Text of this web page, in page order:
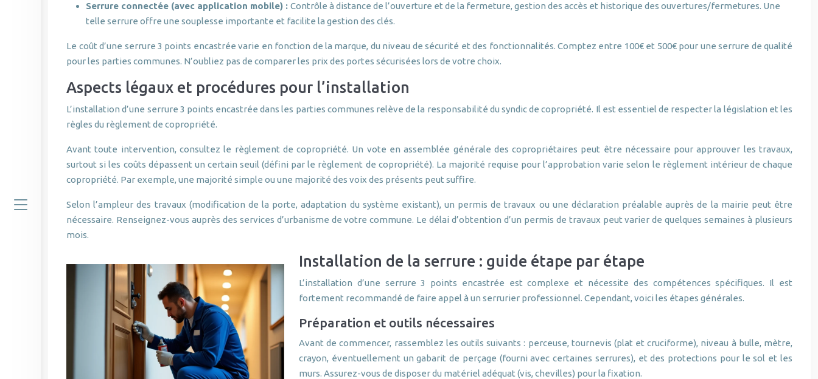
Serrure connectée (avec application mobile) :Contrôle à distance de l’ouverture et de la fermeture, gestion des accès et historique des ouvertures/fermetures. Une
telle serrure offre une souplesse importante et facilite la gestion des clés.
Le coût d’une serrure 3 points encastrée varie en fonction de la marque, du niveau de sécurité et des fonctionnalités. Comptez entre 100€ et 500€ pour une serrure de qualité
pour les parties communes. N’oubliez pas de comparer les prix des portes sécurisées lors de votre choix.
Aspects légaux et procédures pour l’installation
L’installation d’une serrure 3 points encastrée dans les parties communes relève de la responsabilité du syndic de copropriété. Il est essentiel de respecter la législation et les
règles du règlement de copropriété.
Avant toute intervention, consultez le règlement de copropriété. Un vote en assemblée générale des copropriétaires peut être nécessaire pour approuver les travaux,
surtout si les coûts dépassent un certain seuil (défini par le règlement de copropriété). La majorité requise pour l’approbation varie selon le règlement intérieur de chaque
copropriété. Par exemple, une majorité simple ou une majorité des voix des présents peut suffire.
Selon l’ampleur des travaux (modification de la porte, adaptation du système existant), un permis de travaux ou une déclaration préalable auprès de la mairie peut être
nécessaire. Renseignez-vous auprès des services d’urbanisme de votre commune. Le délai d’obtention d’un permis de travaux peut varier de quelques semaines à plusieurs
mois.
Installation de la serrure : guide étape par étape
L’installation d’une serrure 3 points encastrée est complexe et nécessite des compétences spécifiques. Il est
fortement recommandé de faire appel à un serrurier professionnel. Cependant, voici les étapes générales.
Préparation et outils nécessaires
Avant de commencer, rassemblez les outils suivants : perceuse, tournevis (plat et cruciforme), niveau à bulle, mètre,
crayon, éventuellement un gabarit de perçage (fourni avec certaines serrures), et des protections pour le sol et les
murs. Assurez-vous de disposer du matériel adéquat (vis, chevilles) pour la fixation.